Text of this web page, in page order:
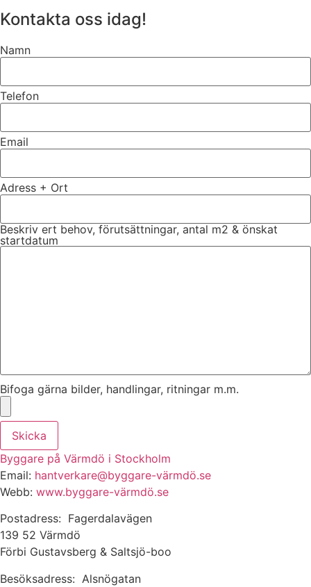
Kontakta oss idag!
Namn
Telefon
Email
Adress + Ort
Beskriv ert behov, förutsättningar, antal m2 & önskat
startdatum
Bifoga gärna bilder, handlingar, ritningar m.m.
Skicka
Byggare på Värmdö i Stockholm
Email: hantverkare@byggare-värmdö.se
Webb: www.byggare-värmdö.se
Postadress: Fagerdalavägen
139 52 Värmdö
Förbi Gustavsberg & Saltsjö-boo
Besöksadress: Alsnögatan